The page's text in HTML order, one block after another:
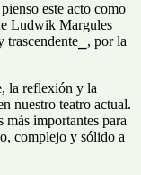
este acto como
Ludwik Margules
trascendente⎯, por la
la reflexión y la
nuestro teatro actual.
más importantes para
complejo y sólido a